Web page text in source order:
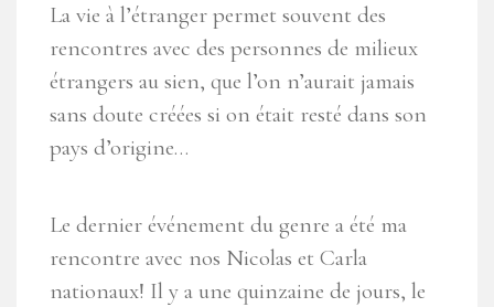
La vie à l’étranger permet souvent des
rencontres avec des personnes de milieux
étrangers au sien, que l’on n’aurait jamais
sans doute créées si on était resté dans son
pays d’origine…
Le dernier événement du genre a été ma
rencontre avec nos Nicolas et Carla
nationaux! Il y a une quinzaine de jours, le